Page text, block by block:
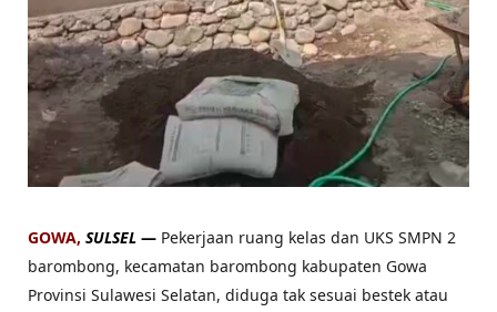
GOWA, SULSEL — Pekerjaan ruang kelas dan UKS SMPN 2
barombong, kecamatan barombong kabupaten Gowa
Provinsi Sulawesi Selatan, diduga tak sesuai bestek atau